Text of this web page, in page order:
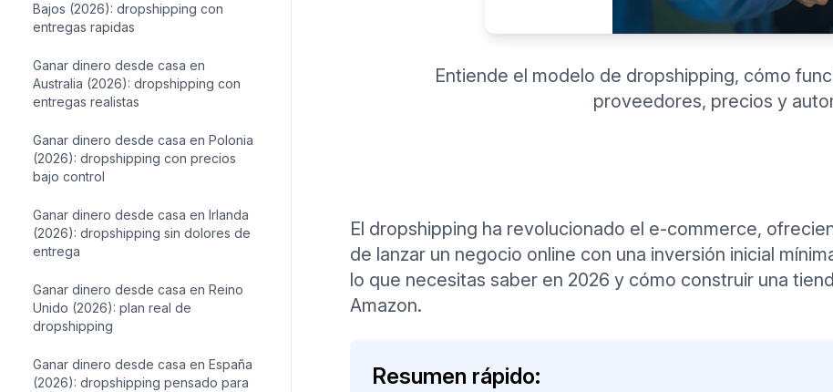
Bajos (2026): dropshipping con
entregas rapidas
Ganar dinero desde casa en
Australia (2026): dropshipping con
entregas realistas
Ganar dinero desde casa en Polonia
(2026): dropshipping con precios
bajo control
Ganar dinero desde casa en Irlanda
(2026): dropshipping sin dolores de
entrega
Ganar dinero desde casa en Reino
Unido (2026): plan real de
dropshipping
Ganar dinero desde casa en España
(2026): dropshipping pensado para
Entiende el modelo de dropshipping, cómo
proveedores, precios y
El dropshipping ha revolucionado el e-commerce,
de lanzar un negocio online con una inversión inicial
lo que necesitas saber en 2026 y cómo construir una
Amazon.
Resumen rápido: